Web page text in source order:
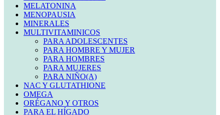
MELATONINA
MENOPAUSIA
MINERALES
MULTIVITAMINICOS
PARA ADOLESCENTES
PARA HOMBRE Y MUJER
PARA HOMBRES
PARA MUJERES
PARA NIÑO(A)
NAC Y GLUTATHIONE
OMEGA
ORÉGANO Y OTROS
PARA EL HÍGADO